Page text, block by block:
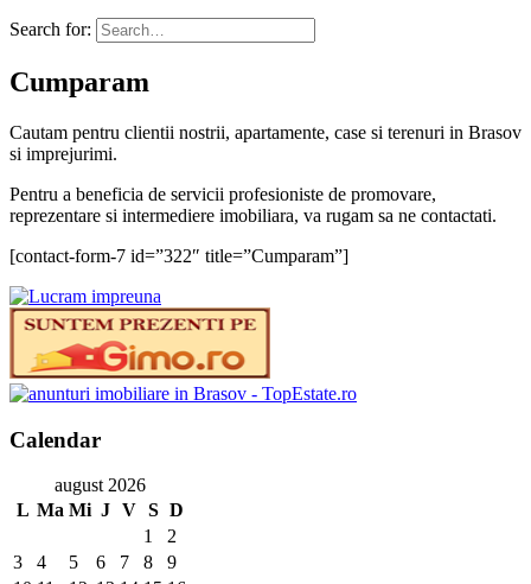
Search for:
Cumparam
Cautam pentru clientii nostrii, apartamente, case si terenuri in Brasov
si imprejurimi.
Pentru a beneficia de servicii profesioniste de promovare,
reprezentare si intermediere imobiliara, va rugam sa ne contactati.
[contact-form-7 id=”322″ title=”Cumparam”]
Calendar
august 2026
L Ma Mi J V S D
1
2
3
4 5 6 7 8
9